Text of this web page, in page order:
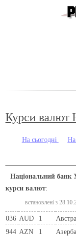
Курси валют
На сьогодні
Національний банк
курси валют:
встановлені з
036 AUD 1
944 AZN 1